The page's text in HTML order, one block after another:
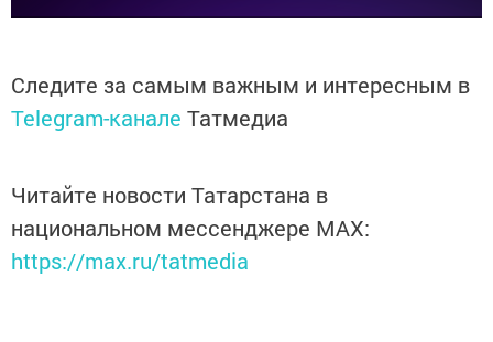
Следите за самым важным и интересным в
Telegram-канале Татмедиа
Читайте новости Татарстана в
национальном мессенджере MАХ:
https://max.ru/tatmedia